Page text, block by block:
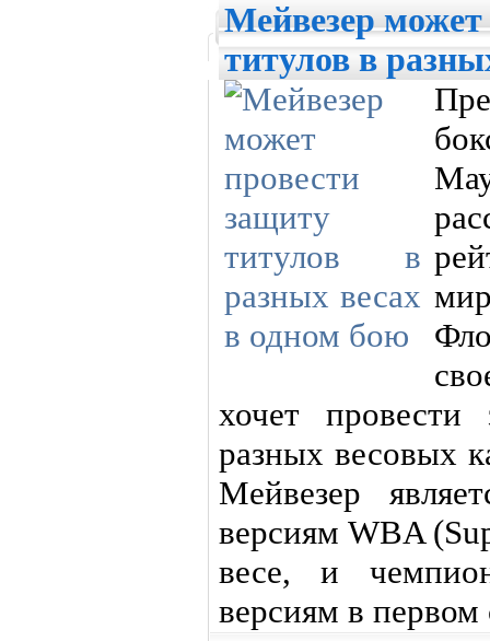
Мейвезер может
титулов в
хочет
разных весовых
Мейвезер
версиям WBA
весе, и
версиям в первом